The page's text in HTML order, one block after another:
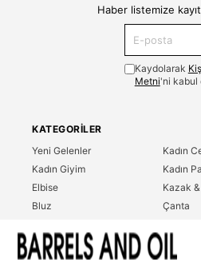
Haber listemize
Kaydolarak
Metni'ni kabul
KATEGORILER
Yeni Gelenler
Kadın Giyim
Elbise
Bluz
T-Shirt
Kadın
Kadın
Kazak
Çanta